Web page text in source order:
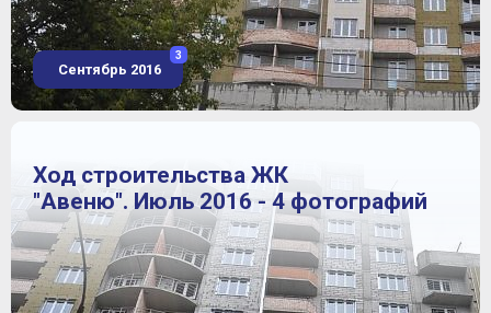
Сентябрь 2016
3
Ход строительства ЖК
"Авеню". Июль 2016 - 4 фотографий